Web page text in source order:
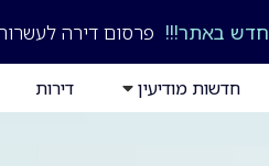
חדש באתר!!! פרסום דירה
חדשות מודיעין דירות